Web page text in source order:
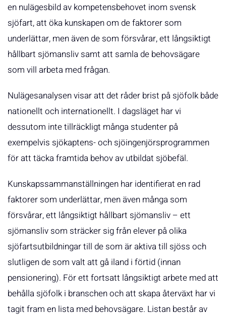
en nulägesbild av kompetensbehovet inom svensk
sjöfart, att öka kunskapen om de faktorer som
underlättar, men även de som försvårar, ett långsiktigt
hållbart sjömansliv samt att samla de behovsägare
som vill arbeta med frågan.
Nulägesanalysen visar att det råder brist på sjöfolk både
nationellt och internationellt. I dagsläget har vi
dessutom inte tillräckligt många studenter på
exempelvis sjökaptens- och sjöingenjörsprogrammen
för att täcka framtida behov av utbildat sjöbefäl.
Kunskapssammanställningen har identifierat en rad
faktorer som underlättar, men även många som
försvårar, ett långsiktigt hållbart sjömansliv – ett
sjömansliv som sträcker sig från elever på olika
sjöfartsutbildningar till de som är aktiva till sjöss och
slutligen de som valt att gå iland i förtid (innan
pensionering). För ett fortsatt långsiktigt arbete med att
behålla sjöfolk i branschen och att skapa återväxt har vi
tagit fram en lista med behovsägare. Listan består av